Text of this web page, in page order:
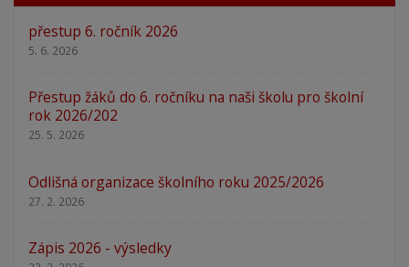
přestup 6. ročník 2026
5. 6. 2026
Přestup žáků do 6. ročníku na naši školu pro školní
rok 2026/202
25. 5. 2026
Odlišná organizace školního roku 2025/2026
27. 2. 2026
Zápis 2026 - výsledky